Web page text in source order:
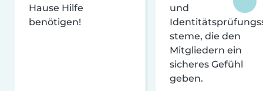
Hause Hilfe
benötigen!
und
steme, die den
Mitgliedern ein
sicheres Gefühl
geben.